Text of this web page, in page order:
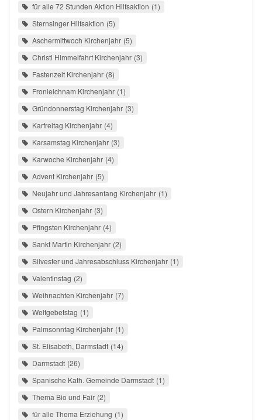
für alle 72 Stunden Aktion Hilfsaktion 1
Sternsinger Hilfsaktion 5
Aschermittwoch Kirchenjahr 5
Christi Himmelfahrt Kirchenjahr 3
Fastenzeit Kirchenjahr 8
Fronleichnam Kirchenjahr 1
Gründonnerstag Kirchenjahr 3
Karfreitag Kirchenjahr 4
Karsamstag Kirchenjahr 3
Karwoche Kirchenjahr 4
Advent Kirchenjahr 5
Neujahr und Jahresanfang Kirchenjahr 1
Ostern Kirchenjahr 3
Pfingsten Kirchenjahr 4
Sankt Martin Kirchenjahr 2
Silvester und Jahresabschluss Kirchenjahr 1
Valentinstag 2
Weihnachten Kirchenjahr 7
Weltgebetstag 1
Palmsonntag Kirchenjahr 1
St. Elisabeth, Darmstadt 14
Darmstadt 26
Spanische Kath. Gemeinde Darmstadt 1
Thema Bio und Fair 2
für alle Thema Erziehung 1